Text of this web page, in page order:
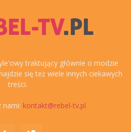
traktujący głównie o modzie
się też wiele innych ciekawych
treści.
nami: kontakt@rebel-tv.pl